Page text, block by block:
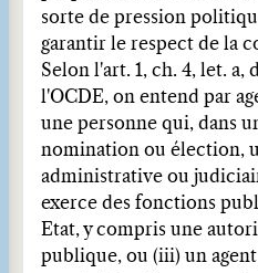
sorte de pression
garantir le respect de la
Selon l'art. 1, ch. 4, let. a,
l'OCDE, on entend par
une personne qui, dans
nomination ou élection,
administrative ou
exerce des fonctions
Etat, y compris une
publique, ou (iii) un